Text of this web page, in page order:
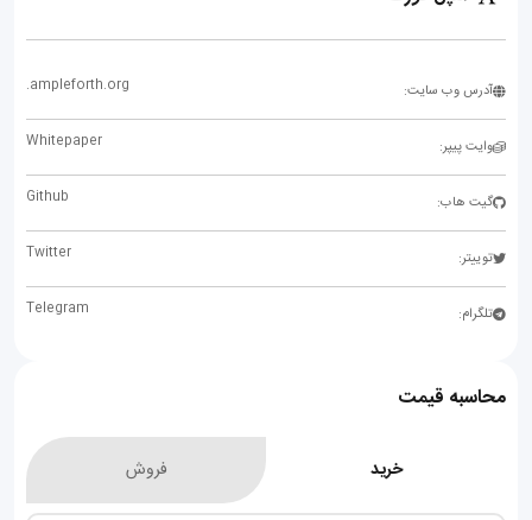
آدرس وب سایت: .ampleforth.org
وایت پیپر: Whitepaper
گیت هاب: Github
توییتر: Twitter
تلگرام: Telegram
محاسبه قیمت
خرید فروش